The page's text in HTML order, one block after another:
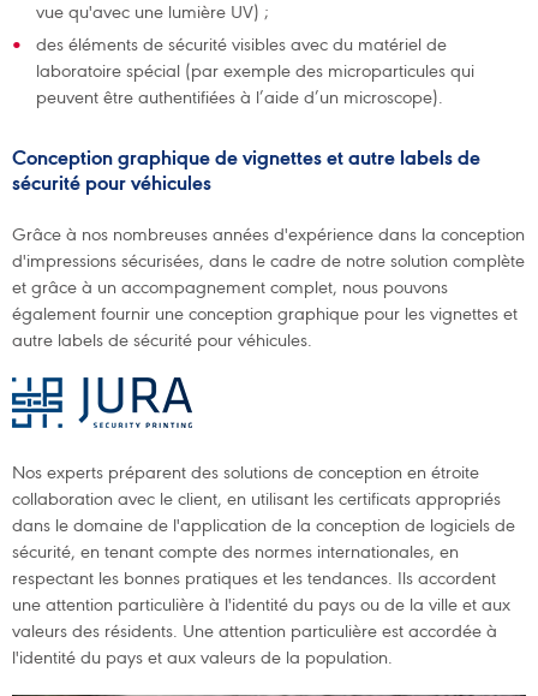
vue qu'avec une lumière UV) ;
des éléments de sécurité visibles avec du matériel de
laboratoire spécial (par exemple des microparticules qui
peuvent être authentifiées à l’aide d’un microscope).
Conception graphique de vignettes et autre labels de
sécurité pour véhicules
Grâce à nos nombreuses années d'expérience dans la conception
d'impressions sécurisées, dans le cadre de notre solution complète
et grâce à un accompagnement complet, nous pouvons
également fournir une conception graphique pour les vignettes et
autre labels de sécurité pour véhicules.
Nos experts préparent des solutions de conception en étroite
collaboration avec le client, en utilisant les certificats appropriés
dans le domaine de l'application de la conception de logiciels de
sécurité, en tenant compte des normes internationales, en
respectant les bonnes pratiques et les tendances. Ils accordent
une attention particulière à l'identité du pays ou de la ville et aux
valeurs des résidents. Une attention particulière est accordée à
l'identité du pays et aux valeurs de la population.